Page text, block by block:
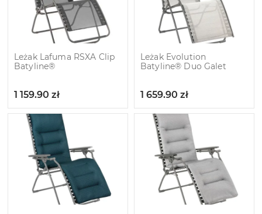
Leżak Lafuma RSXA Clip
Batyline®
1 159.90 zł
Leżak Evolution
Batyline® Duo Galet
1 659.90 zł